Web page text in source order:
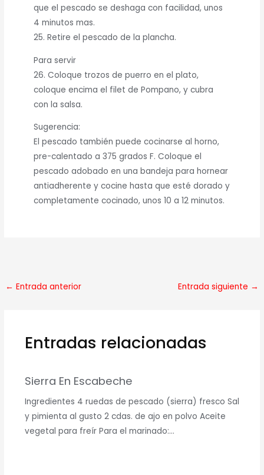
que el pescado se deshaga con facilidad, unos
4 minutos mas.
25. Retire el pescado de la plancha.
Para servir
26. Coloque trozos de puerro en el plato,
coloque encima el filet de Pompano, y cubra
con la salsa.
Sugerencia:
El pescado también puede cocinarse al horno,
pre-calentado a 375 grados F. Coloque el
pescado adobado en una bandeja para hornear
antiadherente y cocine hasta que esté dorado y
completamente cocinado, unos 10 a 12 minutos.
← Entrada anterior Entrada siguiente →
Entradas relacionadas
Sierra En Escabeche
Ingredientes 4 ruedas de pescado (sierra) fresco Sal
y pimienta al gusto 2 cdas. de ajo en polvo Aceite
vegetal para freír Para el marinado:…